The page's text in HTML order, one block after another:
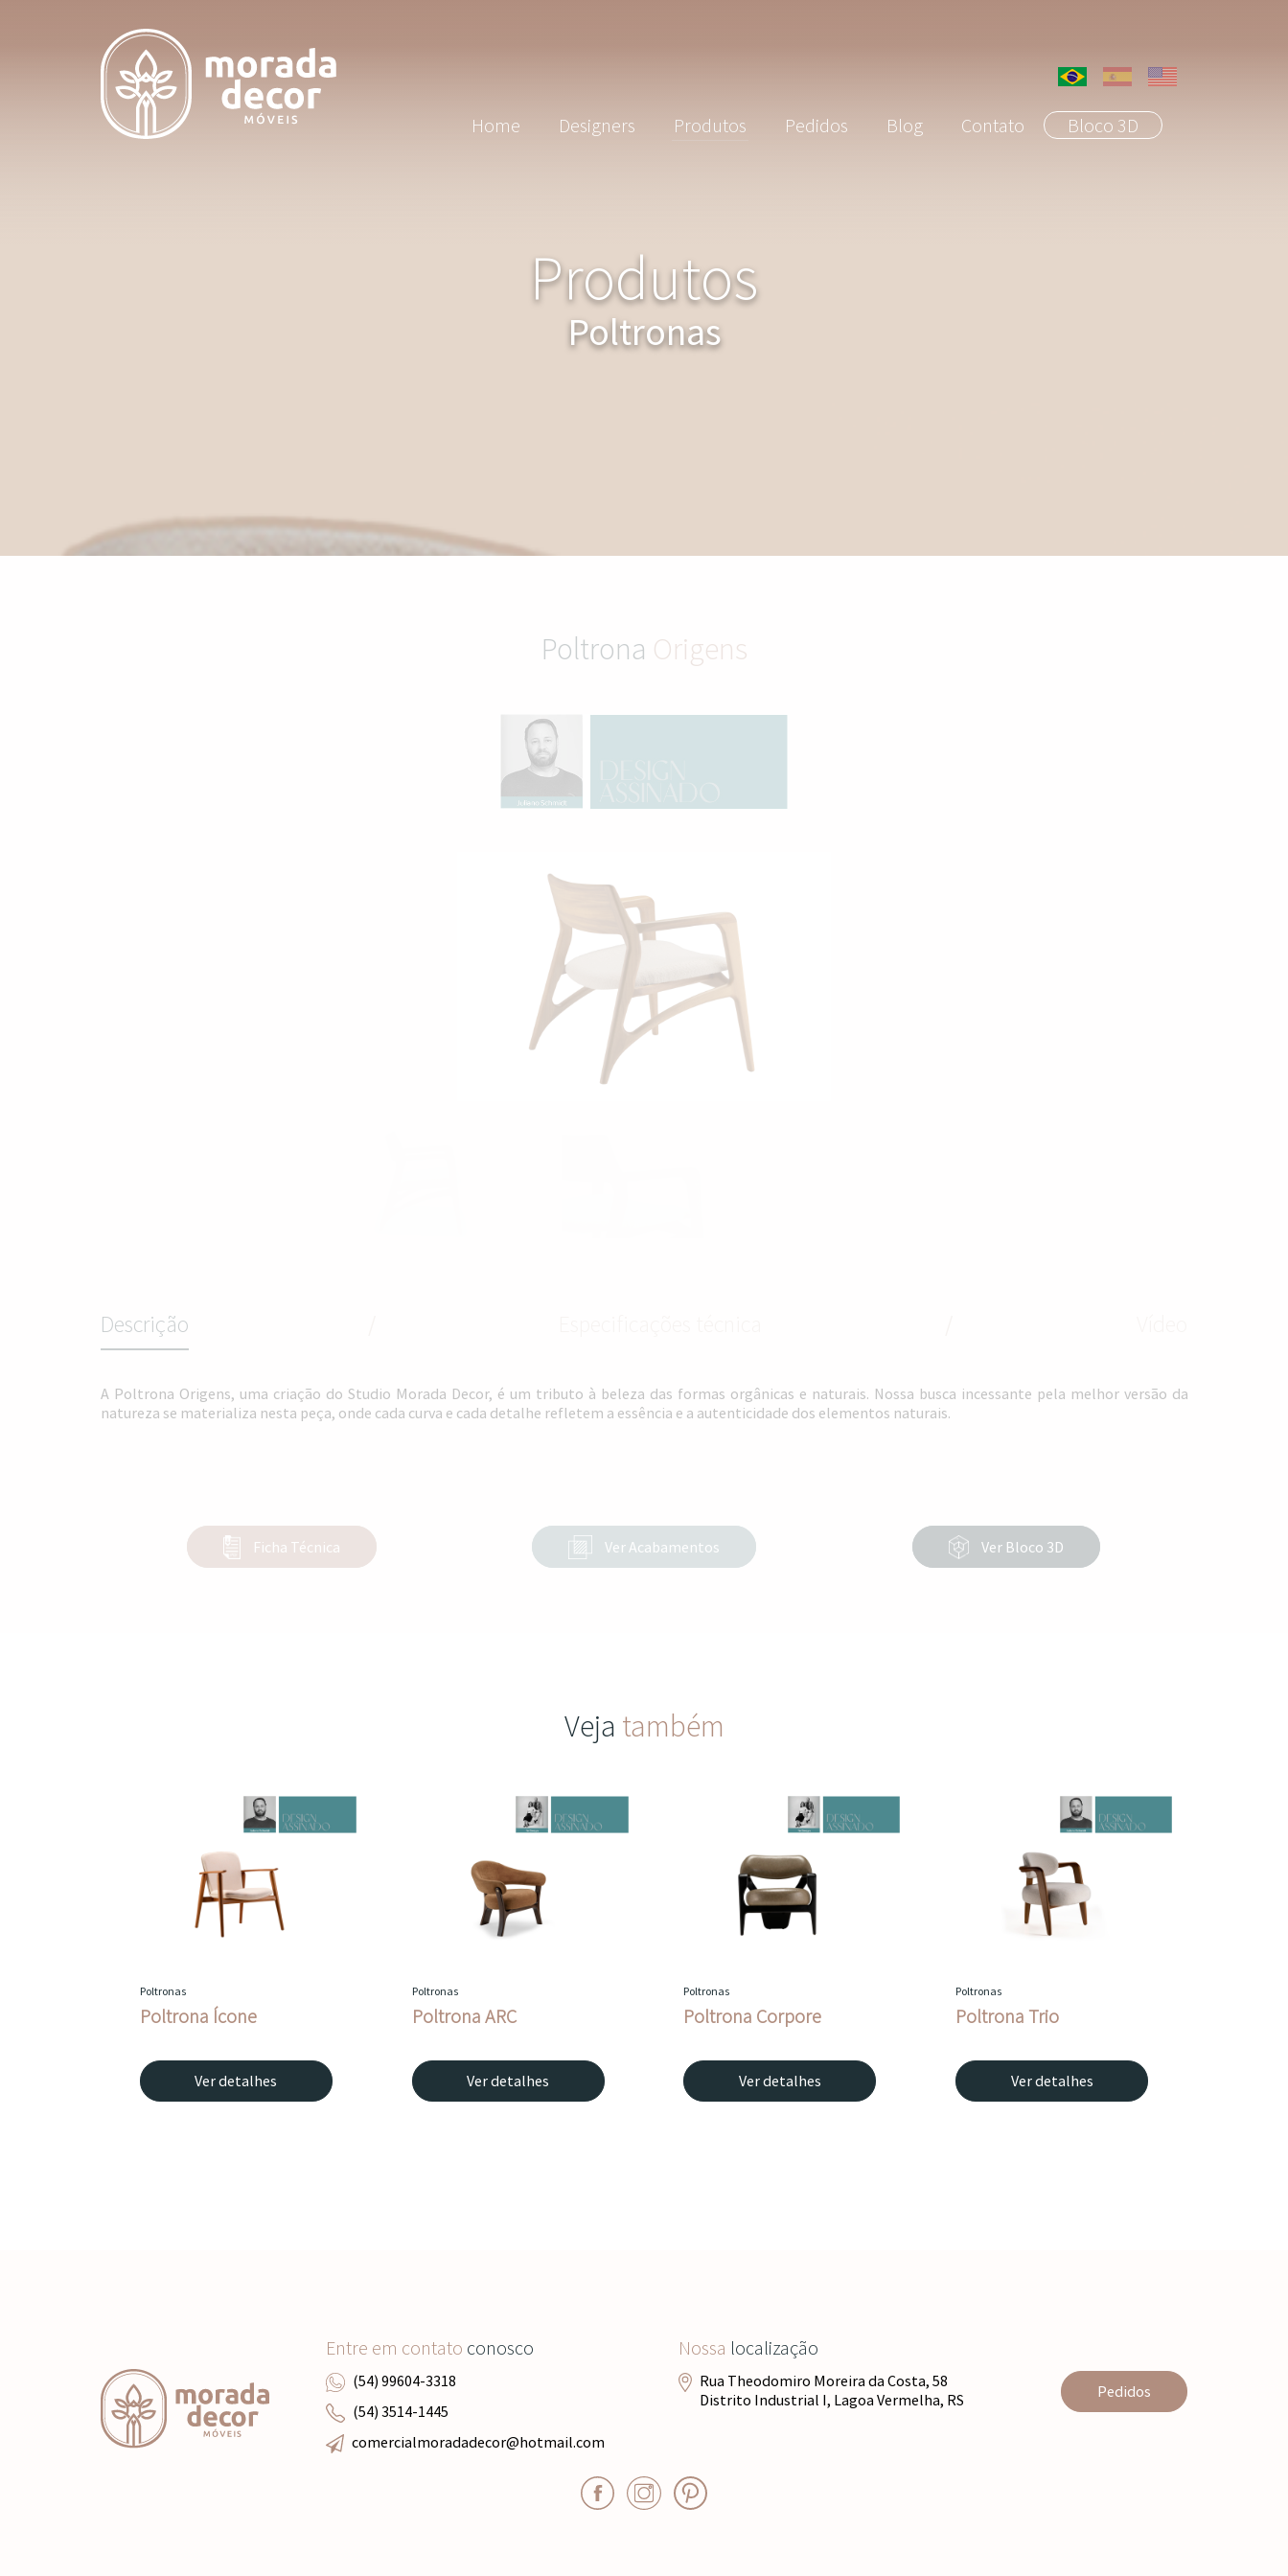
Home Designers Produtos Pedidos Blog Contato Bloco 3D
Produtos
Poltronas
Poltrona Origens
Descrição
A Poltrona Origens, uma criação do Studio Morada Decor, é um tributo à beleza das formas orgânicas e naturais. Nossa busca incessante pela melhor versão da
natureza se materializa nesta peça, onde cada curva e cada detalhe refletem a essência e a autenticidade dos elementos naturais.
Ficha Técnica Ver Acabamentos Ver Bloco 3D
Veja também
Poltronas
Poltrona Ícone
Ver detalhes
Poltronas
Poltrona ARC
Ver detalhes
Poltronas
Poltrona Corpore
Ver detalhes
Poltronas
Poltrona Trio
Ver detalhes
Entre em contato conosco
(54) 99604-3318
(54) 3514-1445
comercialmoradadecor@hotmail.com
Nossa localização
Rua Theodomiro Moreira da Costa, 58
Distrito Industrial I, Lagoa Vermelha, RS
Pedidos